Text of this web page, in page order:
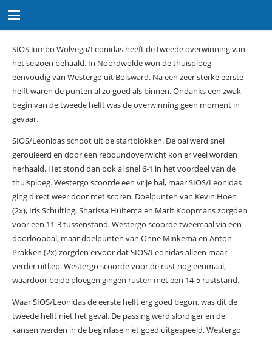
SIOS Jumbo Wolvega/Leonidas heeft de tweede overwinning van
het seizoen behaald. In Noordwolde won de thuisploeg
eenvoudig van Westergo uit Bolsward. Na een zeer sterke eerste
helft waren de punten al zo goed als binnen. Ondanks een zwak
begin van de tweede helft was de overwinning geen moment in
gevaar.
SIOS/Leonidas schoot uit de startblokken. De bal werd snel
gerouleerd en door een reboundoverwicht kon er veel worden
herhaald. Het stond dan ook al snel 6-1 in het voordeel van de
thuisploeg. Westergo scoorde een vrije bal, maar SIOS/Leonidas
ging direct weer door met scoren. Doelpunten van Kevin Hoen
(2x), Iris Schulting, Sharissa Huitema en Marit Koopmans zorgden
voor een 11-3 tussenstand. Westergo scoorde tweemaal via een
doorloopbal, maar doelpunten van Onne Minkema en Anton
Prakken (2x) zorgden ervoor dat SIOS/Leonidas alleen maar
verder uitliep. Westergo scoorde voor de rust nog eenmaal,
waardoor beide ploegen gingen rusten met een 14-5 ruststand.
Waar SIOS/Leonidas de eerste helft erg goed begon, was dit de
tweede helft niet het geval. De passing werd slordiger en de
kansen werden in de beginfase niet goed uitgespeeld. Westergo